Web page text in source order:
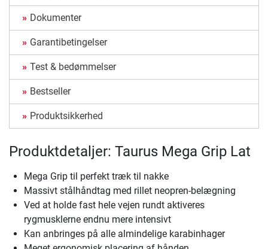
Dokumenter
Garantibetingelser
Test & bedømmelser
Bestseller
Produktsikkerhed
Produktdetaljer: Taurus Mega Grip Lat
Mega Grip til perfekt træk til nakke
Massivt stålhåndtag med rillet neopren-belægning
Ved at holde fast hele vejen rundt aktiveres
rygmusklerne endnu mere intensivt
Kan anbringes på alle almindelige karabinhager